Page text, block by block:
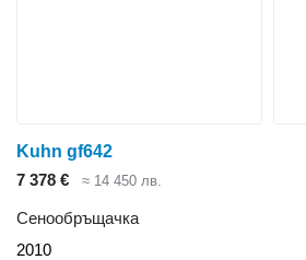
Kuhn gf642
7 378 €
≈ 14 450 лв.
Сенообръщачка
2010